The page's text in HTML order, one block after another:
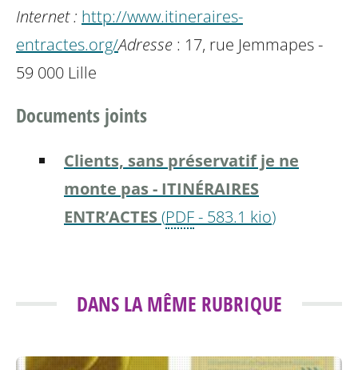
Internet : http://www.itineraires-
entractes.org/Adresse : 17, rue Jemmapes -
59 000 Lille
Documents joints
Clients, sans préservatif je ne
monte pas - ITINÉRAIRES
ENTR’ACTES(PDF- 583.1 kio)
DANS LA MÊME RUBRIQUE